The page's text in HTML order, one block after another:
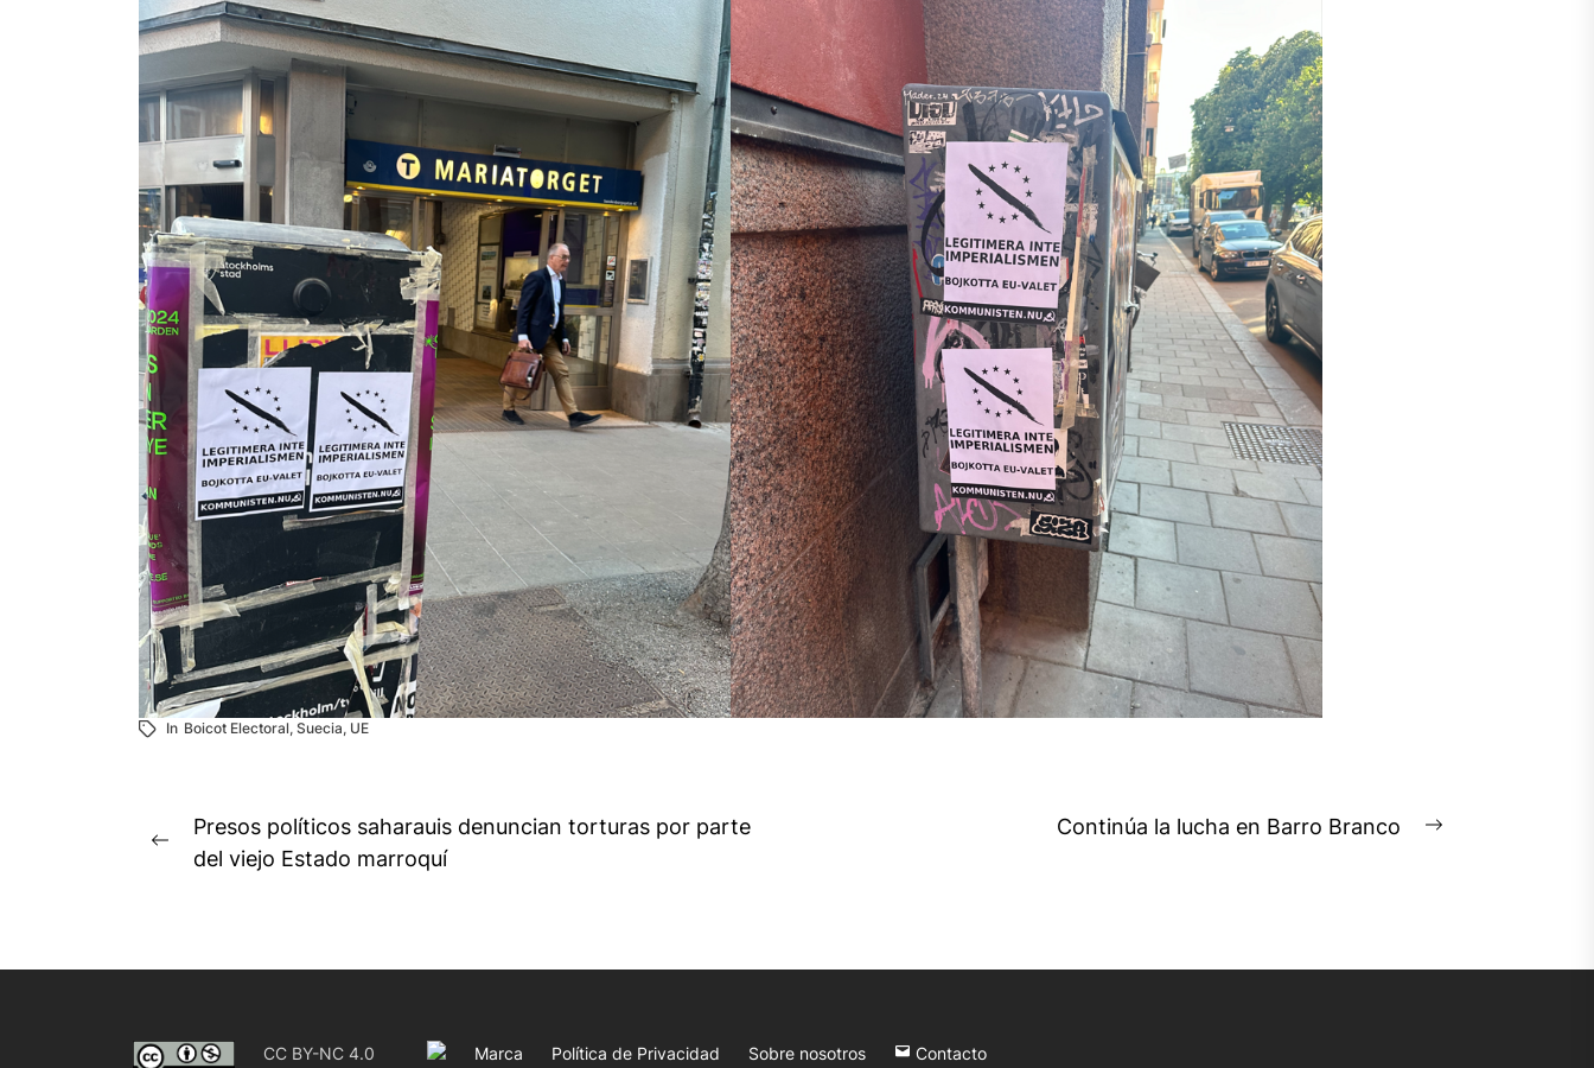
In Boicot Electoral, Suecia, UE
Navegación
Previous
Presos políticos saharauis denuncian torturas por parte
del viejo Estado marroquí
Continúa la lucha en Barro Branco
CC BY-NC 4.0 Marca Política de Privacidad Sobre nosotros Contacto